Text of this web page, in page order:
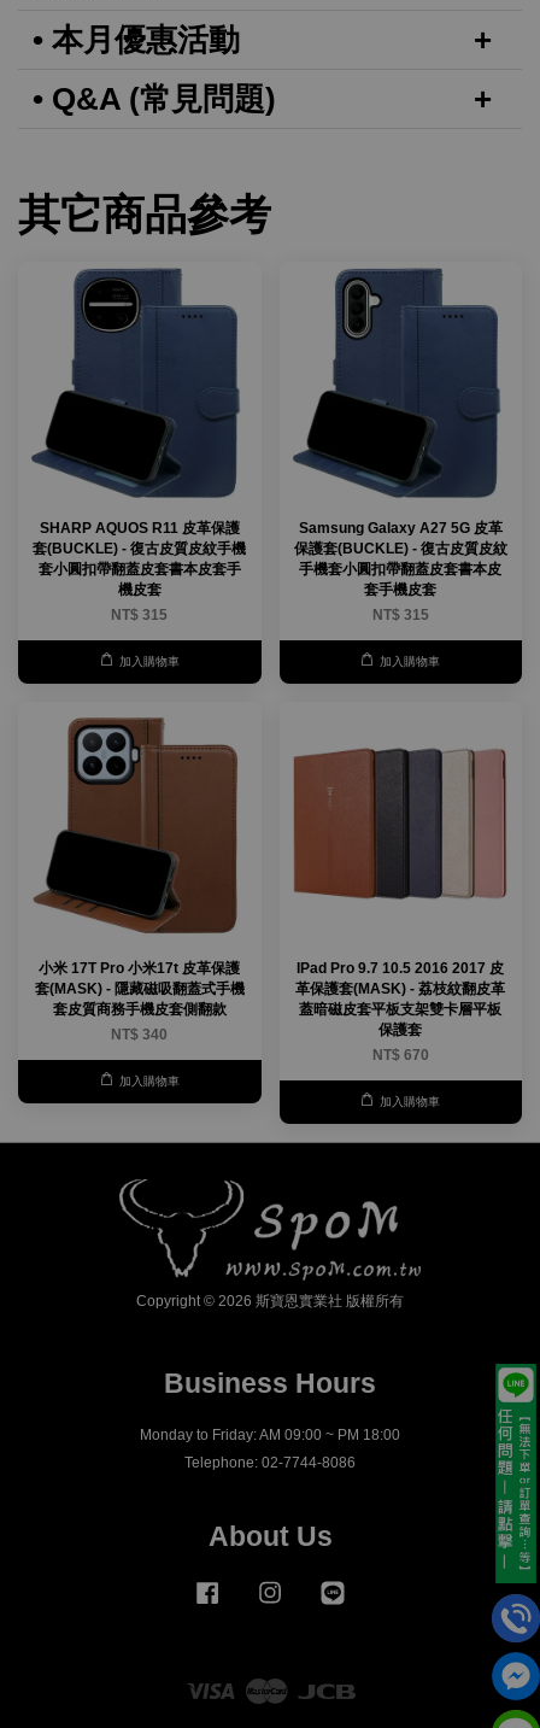
• 本月優惠活動
• Q&A (常見問題)
其它商品參考
SHARP AQUOS R11 皮革保護
套(BUCKLE) - 復古皮質皮紋手機
套小圓扣帶翻蓋皮套書本皮套手
機皮套
NT$ 315
加入購物車
Samsung Galaxy A27 5G 皮革
保護套(BUCKLE) - 復古皮質皮紋
手機套小圓扣帶翻蓋皮套書本皮
套手機皮套
NT$ 315
加入購物車
小米 17T Pro 小米17t 皮革保護
套(MASK) - 隱藏磁吸翻蓋式手機
套皮質商務手機皮套側翻款
NT$ 340
加入購物車
IPad Pro 9.7 10.5 2016 2017 皮
革保護套(MASK) - 荔枝紋翻皮革
蓋暗磁皮套平板支架雙卡層平板
保護套
NT$ 670
加入購物車
Copyright © 2026 斯寶恩實業社 版權所有
Business Hours
Monday to Friday: AM 09:00 ~ PM 18:00
Telephone: 02-7744-8086
About Us
Facebook Instagram
Visa Master